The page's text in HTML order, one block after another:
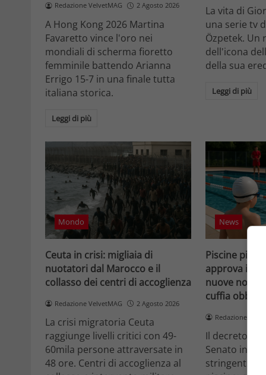
Redazione VelvetMAG 2 Agosto 2026
A Hong Kong 2026 Martina
Favaretto vince l'oro nei
mondiali di scherma fioretto
femminile battendo Arianna
Errigo 15-7 in una finale tutta
italiana storica.
Leggi di più
La vita di
una serie tv
Özpetek.
dell'icona
della sua
Leggi di più
Mondo
Ceuta in crisi: migliaia di
nuotatori dal Marocco e il
collasso dei centri di accoglienza
Redazione VelvetMAG 2 Agosto 2026
La crisi migratoria Ceuta
raggiunge livelli critici con 49-
60mila persone attraversate in
48 ore. Centri di accoglienza al
News
Piscine più
approva il
nuove
cuffia
Redazione
Il decreto
Senato
stringenti per